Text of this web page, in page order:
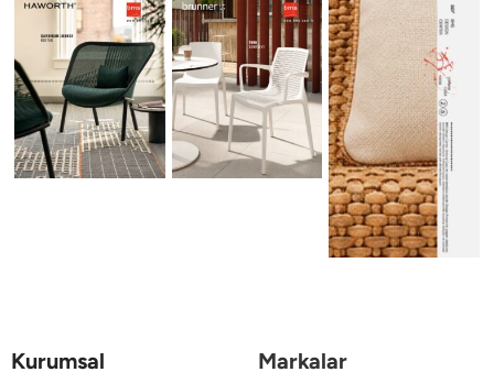
Kurumsal Markalar